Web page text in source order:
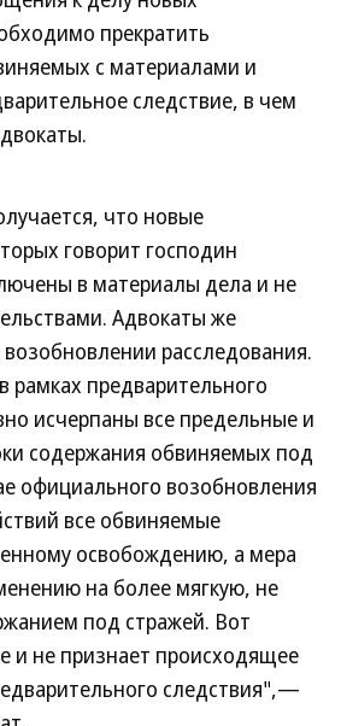
прекратить
с материалами и
следствие, в чем
что новые
говорит господин
в материалы дела и не
Адвокаты же
расследования.
рамках предварительного
исчерпаны все предельные и
содержания обвиняемых под
официального возобновления
все обвиняемые
освобождению, а мера
на более мягкую, не
под стражей. Вот
и не признает происходящее
следствия",—